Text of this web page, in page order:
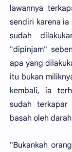
lawannya
sendiri karena ia
sudah
"dipinjam"
apa yang
itu bukan
kembali, ia
sudah
basah oleh
"Bukankah